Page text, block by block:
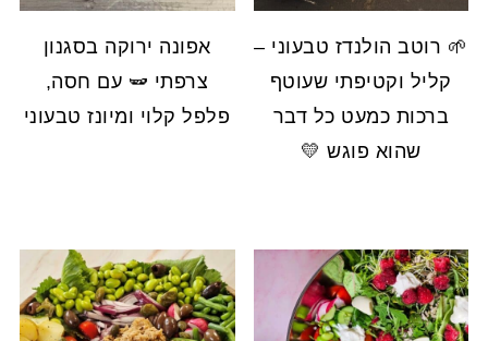
🌱 רוטב הולנדז טבעוני –
קליל וקטיפתי שעוטף
ברכות כמעט כל דבר
שהוא פוגש 💛
אפונה ירוקה בסגנון
צרפתי 🫛 עם חסה,
פלפל קלוי ומיונז טבעוני